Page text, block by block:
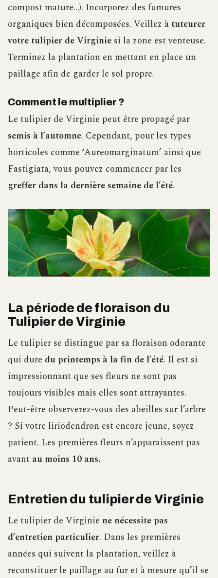
compost mature…). Incorporez des fumures
organiques bien décomposées. Veillez à tuteurer
votre tulipier de Virginie si la zone est venteuse.
Terminez la plantation en mettant en place un
paillage afin de garder le sol propre.
Comment le multiplier ?
Le tulipier de Virginie peut être propagé par
semis à l’automne. Cependant, pour les types
horticoles comme ‘Aureomarginatum’ ainsi que
Fastigiata, vous pouvez commencer par les
greffer dans la dernière semaine de l’été.
La période de floraison du
Tulipier de Virginie
Le tulipier se distingue par sa floraison odorante
qui dure du printemps à la fin de l’été. Il est si
impressionnant que ses fleurs ne sont pas
toujours visibles mais elles sont attrayantes.
Peut-être observerez-vous des abeilles sur l’arbre
? Si votre liriodendron est encore jeune, soyez
patient. Les premières fleurs n’apparaissent pas
avant au moins 10 ans.
Entretien du tulipier de Virginie
Le tulipier de Virginie ne nécessite pas
d’entretien particulier. Dans les premières
années qui suivent la plantation, veillez à
reconstituer le paillage au fur et à mesure qu’il se